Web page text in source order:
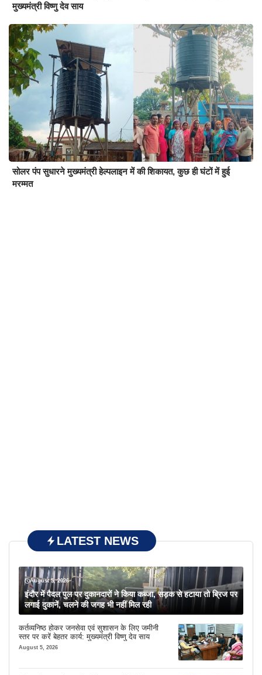
मुख्यमंत्री विष्णु देव साय
सोलर पंप सुधारने मुख्यमंत्री हेल्पलाइन में की शिकायत, कुछ ही घंटों में हुई
मरम्मत
LATEST NEWS
August 5, 2026
इंदौर में पैदल पुल पर दुकानदारों ने किया कब्जा, सड़क से हटाया तो ब्रिज पर
लगाई दुकानें, चलने की जगह भी नहीं मिल रही
कर्तव्यनिष्ठ होकर जनसेवा एवं सुशासन के लिए जमीनी
स्तर पर करें बेहतर कार्य: मुख्यमंत्री विष्णु देव साय
August 5, 2026